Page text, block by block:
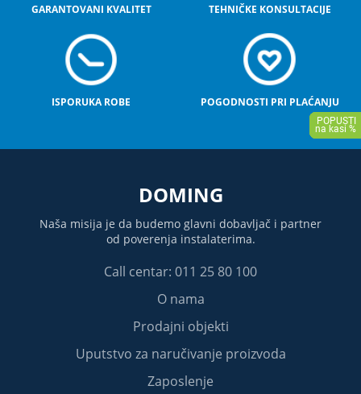
GARANTOVANI KVALITET TEHNIČKE KONSULTACIJE
ISPORUKA ROBE POGODNOSTI PRI PLAĆANJU
DOMING
Naša misija je da budemo glavni dobavljač i partner
od poverenja instalaterima.
Call centar: 011 25 80 100
O nama
Prodajni objekti
Uputstvo za naručivanje proizvoda
Zaposlenje